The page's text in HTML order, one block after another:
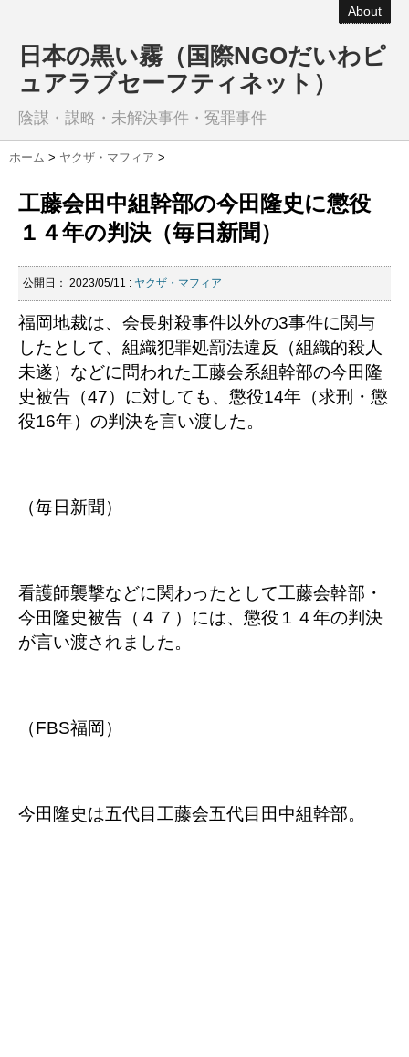
About
日本の黒い霧（国際NGOだいわピ
ュアラブセーフティネット）
陰謀・謀略・未解決事件・冤罪事件
ホーム > ヤクザ・マフィア >
工藤会田中組幹部の今田隆史に懲役
１４年の判決（毎日新聞）
公開日： 2023/05/11 : ヤクザ・マフィア
福岡地裁は、会長射殺事件以外の3事件に関与
したとして、組織犯罪処罰法違反（組織的殺人
未遂）などに問われた工藤会系組幹部の今田隆
史被告（47）に対しても、懲役14年（求刑・懲
役16年）の判決を言い渡した。
（毎日新聞）
看護師襲撃などに関わったとして工藤会幹部・
今田隆史被告（４７）には、懲役１４年の判決
が言い渡されました。
（FBS福岡）
今田隆史は五代目工藤会五代目田中組幹部。